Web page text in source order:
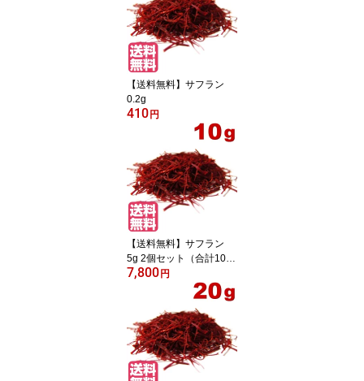
【送料無料】サフラン
0.2g
410円
【送料無料】サフラン
5g 2個セット（合計10
g）
7,800円